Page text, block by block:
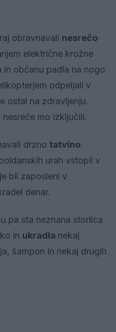
obravnavali nesrečo
električne krožne
in občanu padla na nogo.
odpeljali v
ostal na zdravljenju.
mo izključili.
drzno tatvino.
urah vstopil v
bil zaposleni v
denar.
pa sta neznana storilca
in ukradla nekaj
šampon in nekaj drugih